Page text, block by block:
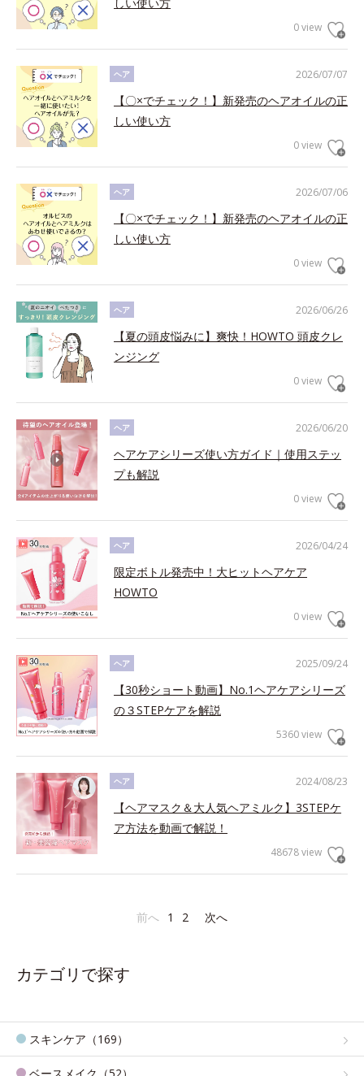
0 view
2026/07/07
ヘア
【〇×でチェック！】新発売のヘアオイルの正
しい使い方
0 view
2026/07/06
ヘア
【〇×でチェック！】新発売のヘアオイルの正
しい使い方
0 view
2026/06/26
ヘア
【夏の頭皮悩みに】爽快！HOWTO 頭皮クレ
ンジング
0 view
2026/06/20
ヘア
ヘアケアシリーズ使い方ガイド｜使用ステッ
プも解説
0 view
2026/04/24
ヘア
限定ボトル発売中！大ヒットヘアケア
HOWTO
0 view
2025/09/24
ヘア
【30秒ショート動画】No.1ヘアケアシリーズ
の３STEPケアを解説
5360 view
2024/08/23
ヘア
【ヘアマスク＆大人気ヘアミルク】3STEPケ
ア方法を動画で解説！
48678 view
前へ 1 2 次へ
カテゴリで探す
スキンケア（169）